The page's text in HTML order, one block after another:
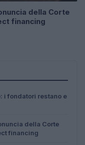
della Corte
financing
i fondatori restano e
della Corte
financing